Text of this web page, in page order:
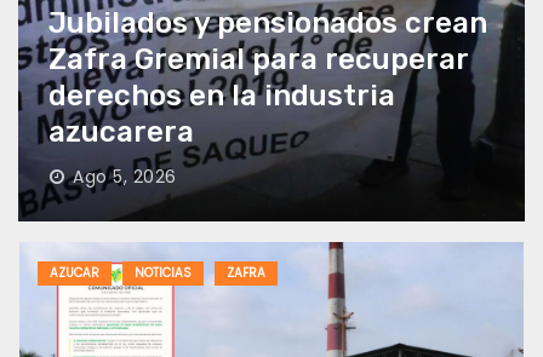
crean
Dos Bocas registra su
procesamiento de
agosto de 2025
Ago 4, 2026
AZUCAR NOTICIAS ZAFRA